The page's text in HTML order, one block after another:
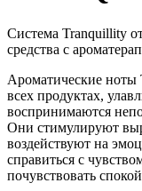
Система Tranquillity
средства с
Ароматические ноты
всех продуктах,
воспринимаются
Они стимулируют
воздействуют на
справиться с
почувствовать